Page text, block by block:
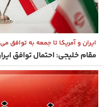
ایران و آمریکا تا جمعه به توافق
مقام خلیجی: احتمال توافق ایران و